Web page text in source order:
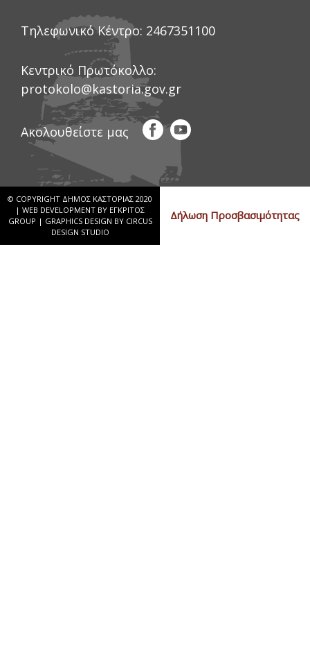
Τηλεφωνικό Κέντρο: 2467351100
Κεντρικό Πρωτόκολλο:
protokolo@kastoria.gov.gr
Ακολουθείστε μας
© COPYRIGHT ΔΗΜΟΣ ΚΑΣΤΟΡΙΑΣ 2020
| WEB DEVELOPMENT BY ΕΓΚΡΙΤΟΣ
GROUP | GRAPHICS DESIGN BY CIRCUS
DESIGN STUDIO
Δήλωση Προσβασιμότητας